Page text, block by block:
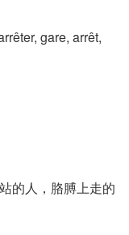
gare, arrêt,
的人，胳膊上走的